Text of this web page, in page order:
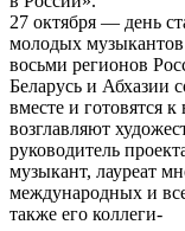
27 октября — день
молодых музыкантов
восьми регионов
Беларусь и Абхазии
вместе и готовятся
возглавляют
руководитель
музыкант, лауреат
международных и
также его коллеги-